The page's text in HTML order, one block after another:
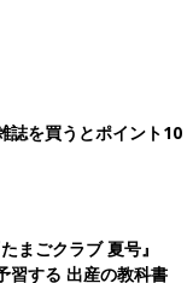
ります。眠らない場
眠れるようにして
分よりも早く寝かせ
誌を買うとポイント10
まごクラブ 夏号』
習する 出産の教科書